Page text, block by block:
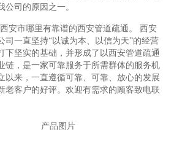
公司的原因之一。
安市哪里有靠谱的西安管道疏通。 西安
司一直坚持“以诚为本、以信为天”的经营
下坚实的基础，并形成了以西安管道疏通
链，是一家可靠服务于所需群体的服务机
以来，一直遵循可靠、可靠、放心的发展
老客户的好评。欢迎有需求的顾客致电联